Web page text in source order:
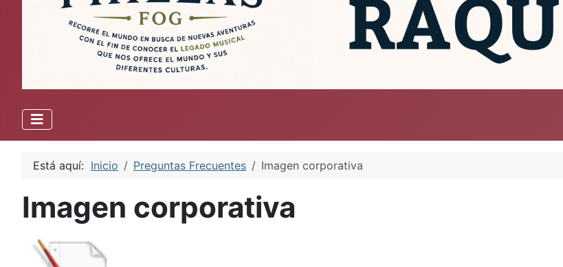
Está aquí: Inicio Preguntas Frecuentes Imagen corporativa
Imagen corporativa